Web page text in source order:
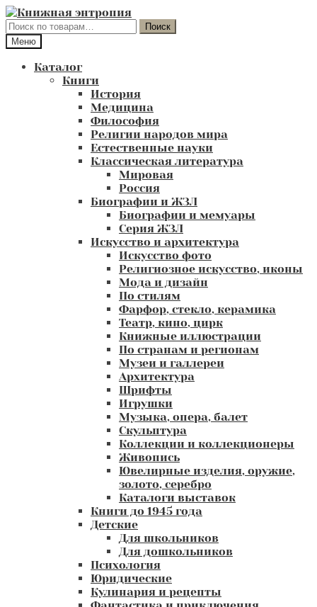
Перейти
к
навигации
Перейти
к
содержимому
Искать:
Поиск
Меню
Каталог
Книги
История
Медицина
Философия
Религии народов мира
Естественные науки
Классическая литература
Мировая
Россия
Биографии и ЖЗЛ
Биографии и мемуары
Серия ЖЗЛ
Искусство и архитектура
Искусство фото
Религиозное искусство, иконы
Мода и дизайн
По стилям
Фарфор, стекло, керамика
Театр, кино, цирк
Книжные иллюстрации
По странам и регионам
Музеи и галлереи
Архитектура
Шрифты
Игрушки
Музыка, опера, балет
Скульптура
Коллекции и коллекционеры
Живопись
Ювелирные изделия, оружие,
золото, серебро
Каталоги выставок
Книги до 1945 года
Детские
Для школьников
Для дошкольников
Психология
Юридические
Кулинария и рецепты